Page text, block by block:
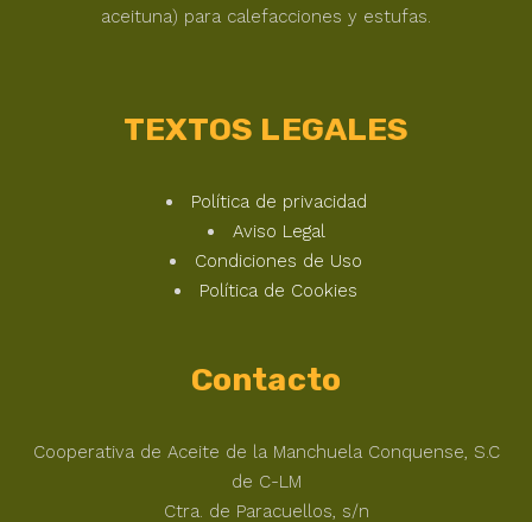
aceituna) para calefacciones y estufas.
TEXTOS LEGALES
Política de privacidad
Aviso Legal
Condiciones de Uso
Política de Cookies
Contacto
Cooperativa de Aceite de la Manchuela Conquense, S.C
de C-LM
Ctra. de Paracuellos, s/n